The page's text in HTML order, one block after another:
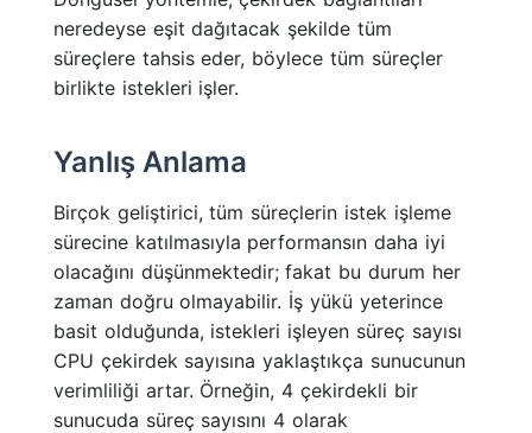
neredeyse eşit dağıtacak şekilde tüm
süreçlere tahsis eder, böylece tüm süreçler
birlikte istekleri işler.
Yanlış Anlama
Birçok geliştirici, tüm süreçlerin istek işleme
sürecine katılmasıyla performansın daha iyi
olacağını düşünmektedir; fakat bu durum her
zaman doğru olmayabilir. İş yükü yeterince
basit olduğunda, istekleri işleyen süreç sayısı
CPU çekirdek sayısına yaklaştıkça sunucunun
verimliliği artar. Örneğin, 4 çekirdekli bir
sunucuda süreç sayısını 4 olarak